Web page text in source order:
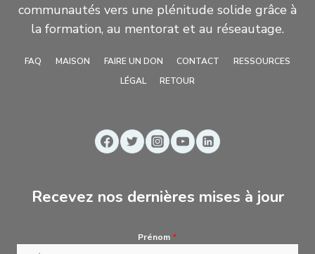
communautés vers une plénitude solide grâce à
la formation, au mentorat et au réseautage.
FAQ MAISON FAIRE UN DON CONTACT
RESSOURCES
LÉGAL
RETOUR
Recevez nos dernières mises à jour
Prénom *